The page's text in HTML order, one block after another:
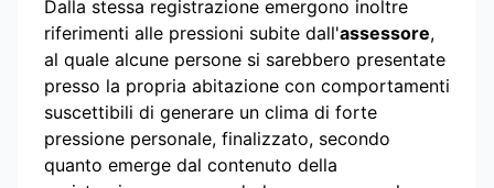
Dalla stessa registrazione emergono inoltre
riferimenti alle pressioni subite dall'assessore,
al quale alcune persone si sarebbero presentate
presso la propria abitazione con comportamenti
suscettibili di generare un clima di forte
pressione personale, finalizzato, secondo
quanto emerge dal contenuto della